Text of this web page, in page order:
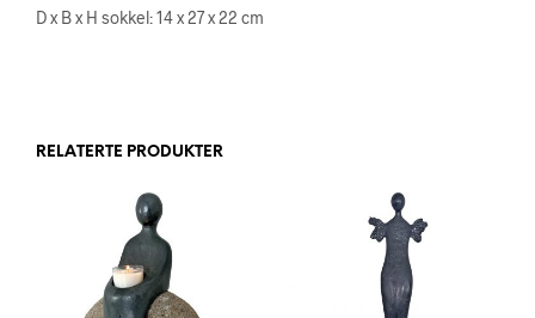
D x B x H sokkel: 14 x 27 x 22 cm
RELATERTE PRODUKTER